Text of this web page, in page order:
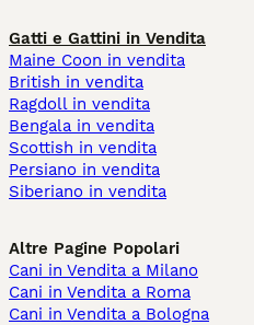
Gatti e Gattini in Vendita
Maine Coon in vendita
British in vendita
Ragdoll in vendita
Bengala in vendita
Scottish in vendita
Persiano in vendita
Siberiano in vendita
Altre Pagine Popolari
Cani in Vendita a Milano
Cani in Vendita a Roma
Cani in Vendita a Bologna